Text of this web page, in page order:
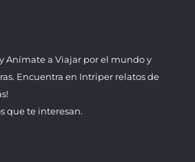
Anímate a Viajar por el mundo y
Encuentra en Intriper relatos de
que te interesan.